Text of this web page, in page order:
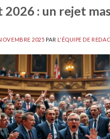
2026 : un rejet
2025 PARL'ÉQUIPE DE